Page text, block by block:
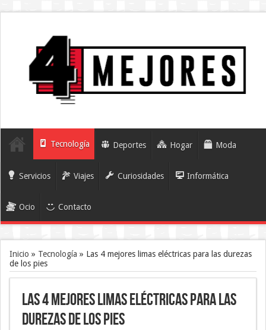
Tecnología Deportes Hogar Moda
Servicios Viajes Curiosidades Informática
Ocio Contacto
Inicio » Tecnología » Las 4 mejores limas eléctricas para las durezas
de los pies
Las 4 mejores limas eléctricas para las
durezas de los pies